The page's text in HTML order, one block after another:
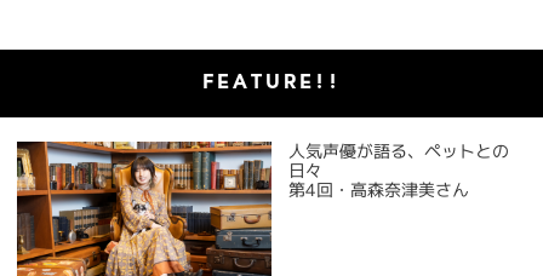
FEATURE!!
人気声優が語る、ペットとの
日々
第4回・高森奈津美さん